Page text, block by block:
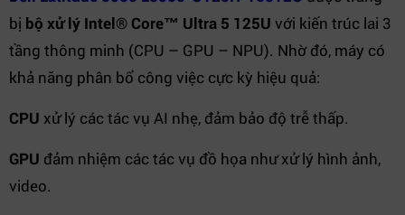
bị bộ xử lý Intel® Core™ Ultra 5 125U với kiến trúc lai 3
tầng thông minh (CPU – GPU – NPU). Nhờ đó, máy có
khả năng phân bổ công việc cực kỳ hiệu quả:
CPU xử lý các tác vụ AI nhẹ, đảm bảo độ trễ thấp.
GPU đảm nhiệm các tác vụ đồ họa như xử lý hình ảnh,
video.